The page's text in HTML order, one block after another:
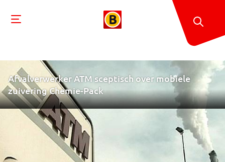
Afvalverwerker ATM sceptisch over mobiele
zuivering Chemie-Pack